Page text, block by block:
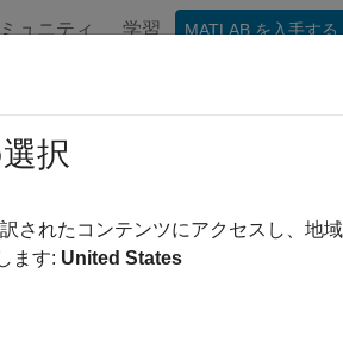
ュニティ 学習 MATLAB を入手する
Toolbox
Reports | Bug Fixes
択
されたコンテンツにアクセスし、地
ます: United States